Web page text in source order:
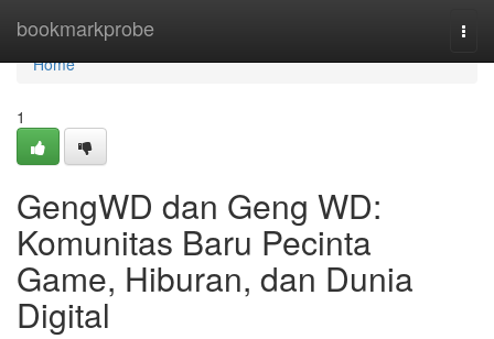
bookmarkprobe
Home
Home
1
GengWD dan Geng WD:
Komunitas Baru Pecinta
Game, Hiburan, dan Dunia
Digital